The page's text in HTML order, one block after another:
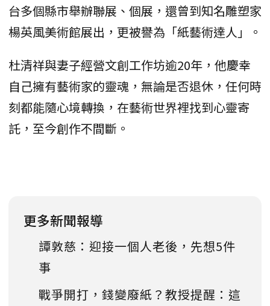
台多個縣市舉辦聯展、個展，還曾到知名雕塑家
楊英風美術館展出，更被譽為「紙藝術達人」。
杜清祥與妻子經營文創工作坊逾20年，他慶幸
自己擁有藝術家的靈魂，無論是否退休，任何時
刻都能隨心境轉換，在藝術世界裡找到心靈寄
託，至今創作不間斷。
更多新聞報導
譚敦慈：迎接一個人老後，先想5件
事
戰爭開打，錢變廢紙？教授提醒：這